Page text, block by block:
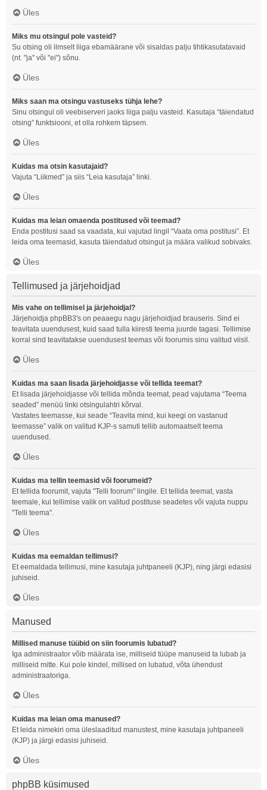
Üles
Miks mu otsingul pole vasteid?
Su otsing oli ilmselt liiga ebamäärane või sisaldas palju tihtikasutatavaid
(nt. "ja" või "ei") sõnu.
Üles
Miks saan ma otsingu vastuseks tühja lehe?
Sinu otsingul oli veebiserveri jaoks liiga palju vasteid. Kasutaja “täiendatud
otsing” funktsiooni, et olla rohkem täpsem.
Üles
Kuidas ma otsin kasutajaid?
Vajuta “Liikmed” ja siis “Leia kasutaja” linki.
Üles
Kuidas ma leian omaenda postitused või teemad?
Enda postitusi saad sa vaadata, kui vajutad lingil “Vaata oma postitusi”. Et
leida oma teemasid, kasuta täiendatud otsingut ja määra valikud sobivaks.
Üles
Tellimused ja järjehoidjad
Mis vahe on tellimisel ja järjehoidjal?
Järjehoidja phpBB3's on peaaegu nagu järjehoidjad brauseris. Sind ei
teavitata uuendusest, kuid saad tulla kiiresti teema juurde tagasi. Tellimise
korral sind teavitatakse uuendusest teemas või foorumis sinu valitud viisil.
Üles
Kuidas ma saan lisada järjehoidjasse või tellida teemat?
Et lisada järjehoidjasse või tellida mõnda teemat, pead vajutama “Teema
seaded” menüü linki otsingulahtri kõrval.
Vastates teemasse, kui seade “Teavita mind, kui keegi on vastanud
teemasse” valik on valitud KJP-s samuti tellib automaatselt teema
uuendused.
Üles
Kuidas ma tellin teemasid või foorumeid?
Et tellida foorumit, vajuta "Telli foorum" lingile. Et tellida teemat, vasta
teemale, kui tellimise valik on valitud postituse seadetes või vajuta nuppu
"Telli teema".
Üles
Kuidas ma eemaldan tellimusi?
Et eemaldada tellimusi, mine kasutaja juhtpaneeli (KJP), ning järgi edasisi
juhiseid.
Üles
Manused
Millised manuse tüübid on siin foorumis lubatud?
Iga administraator võib määrata ise, milliseid tüüpe manuseid ta lubab ja
milliseid mitte. Kui pole kindel, millised on lubatud, võta ühendust
administraatoriga.
Üles
Kuidas ma leian oma manused?
Et leida nimekiri oma üleslaaditud manustest, mine kasutaja juhtpaneeli
(KJP) ja järgi edasisi juhiseid.
Üles
phpBB küsimused